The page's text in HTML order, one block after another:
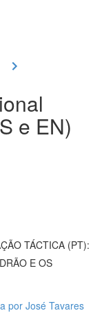
e EN)
TÁCTICA (PT):
E OS
por José Tavares